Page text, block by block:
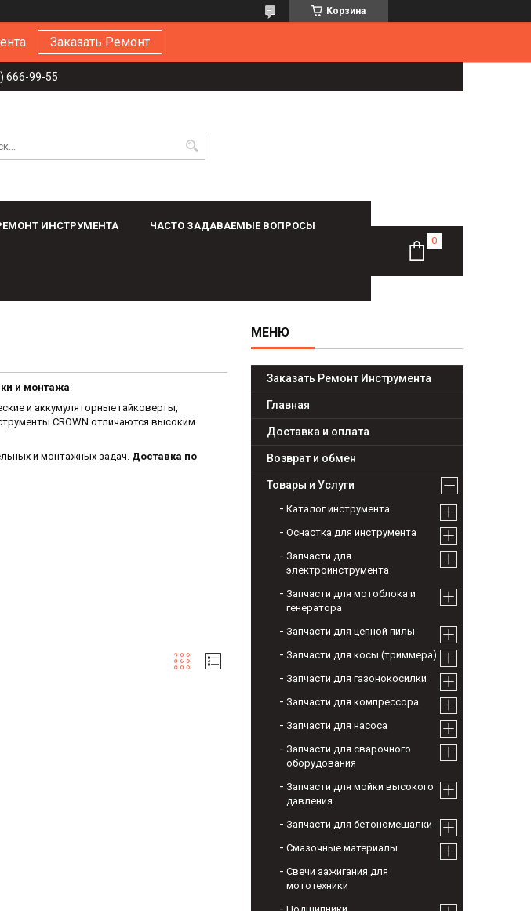
Корзина
Заказать Ремонт
666-99-55
ИНСТРУМЕНТА ЧАСТО ЗАДАВАЕМЫЕ ВОПРОСЫ
и монтажа
и аккумуляторные гайковерты,
CROWN отличаются высоким
и монтажных задач. Доставка по
Заказать Ремонт Инструмента
Главная
Доставка и оплата
Возврат и обмен
Товары и Услуги
Каталог инструмента
Оснастка для инструмента
Запчасти для
электроинструмента
Запчасти для мотоблока и
генератора
Запчасти для цепной пилы
Запчасти для косы (триммера)
Запчасти для газонокосилки
Запчасти для компрессора
Запчасти для насоса
Запчасти для сварочного
оборудования
Запчасти для мойки высокого
давления
Запчасти для бетономешалки
Смазочные материалы
Свечи зажигания для
мототехники